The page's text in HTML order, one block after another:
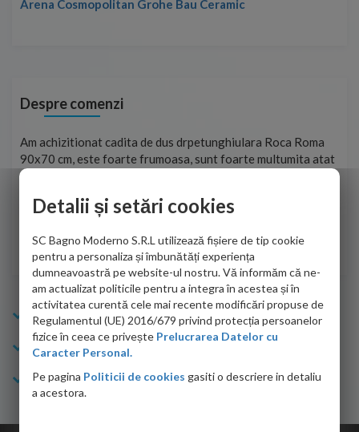
Arena Cosmopolitan Grohe Bau Ceramic
Despre comenzi
Am achizitionat cadita de dus drpetunghiulara Roca Roma
90x70 cm, este foarte frumoasa, sunt foarte multumita atat
de personalul firmei dvs. cu care am colaborat in obtinerea
adus coletul in siguranta.Numai bine, va doresc!
Sofrone Viviana -28.07.2026
Info Bagno
Cumparaturi
Suport clienti
Detalii și setări cookies
SC Bagno Moderno S.R.L utilizează fișiere de tip cookie
pentru a personaliza și îmbunătăți experiența
dumneavoastră pe website-ul nostru. Vă informăm că ne-
am actualizat politicile pentru a integra în acestea și în
activitatea curentă cele mai recente modificări propuse de
Regulamentul (UE) 2016/679 privind protecția persoanelor
fizice în ceea ce privește Prelucrarea Datelor cu
Caracter Personal.
Pe pagina Politicii de cookies gasiti o descriere in detaliu
a acestora.